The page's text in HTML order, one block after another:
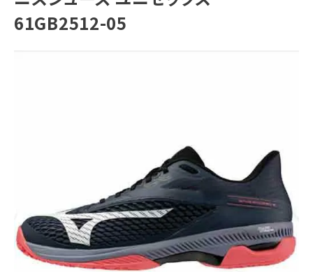
スポーツから選ぶ
お問い合わせ
メルマガ登録
61GB2512-05